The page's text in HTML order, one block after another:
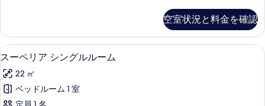
を
表
示
す
る
真
を
表
示
す
詳
細
空室状況と料金を確認
ス
ー
ペ
リ
スーペリア シングルルーム | 高級寝
4
スーペリア シングルルーム
22 ㎡
ベッドルーム 1 室